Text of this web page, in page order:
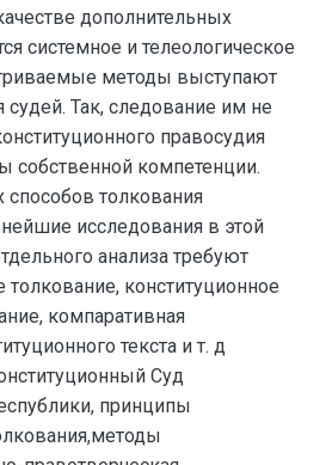
дополнительных
системное и телеологическое
методы выступают
Так, следование им не
правосудия
собственной компетенции.
способов толкования
исследования в этой
анализа требуют
конституционное
компаративная
текста и т. д
Суд
принципы